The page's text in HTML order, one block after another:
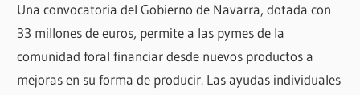
Una convocatoria del Gobierno de Navarra, dotada con
33 millones de euros, permite a las pymes de la
comunidad foral financiar desde nuevos productos a
mejoras en su forma de producir. Las ayudas individuales